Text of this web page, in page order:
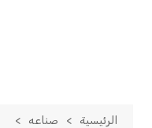
الرئيسية
صناعه